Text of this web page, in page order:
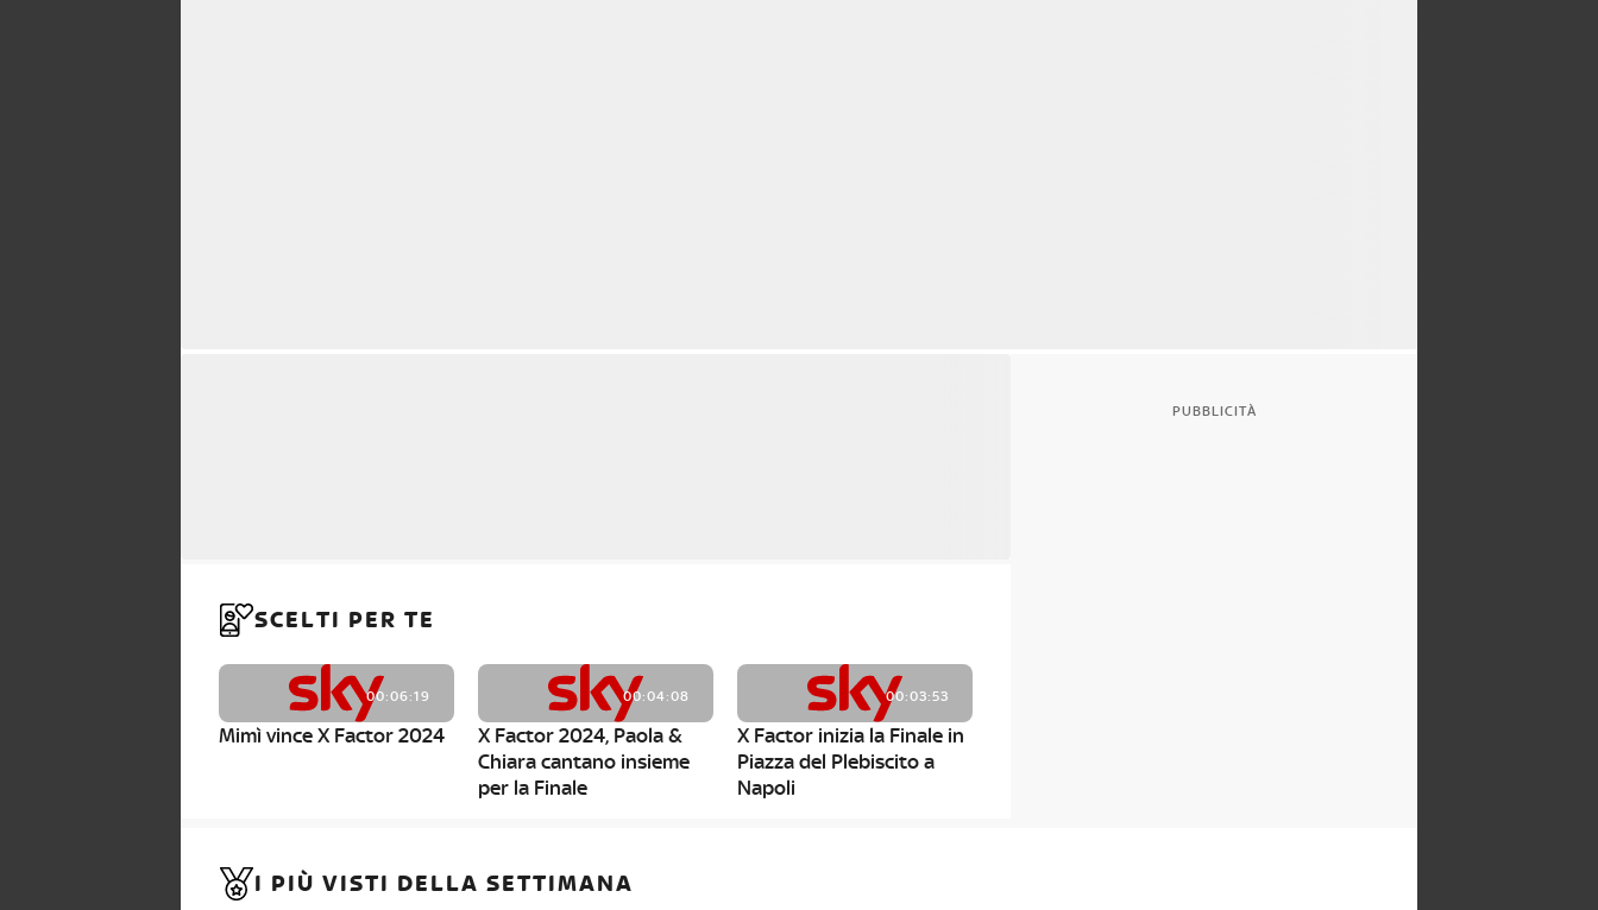
SCELTI PER TE
00:06:19
Mimì vince X Factor 2024
00:04:08
X Factor 2024, Paola &
Chiara cantano insieme
per la Finale
00:03:53
X Factor inizia la Finale in
Piazza del Plebiscito a
Napoli
La Semifinale di X Factor:
Daily di X Factor 2024, il
PUBBLICITÀ
I PIÙ VISTI DELLA SETTIMANA